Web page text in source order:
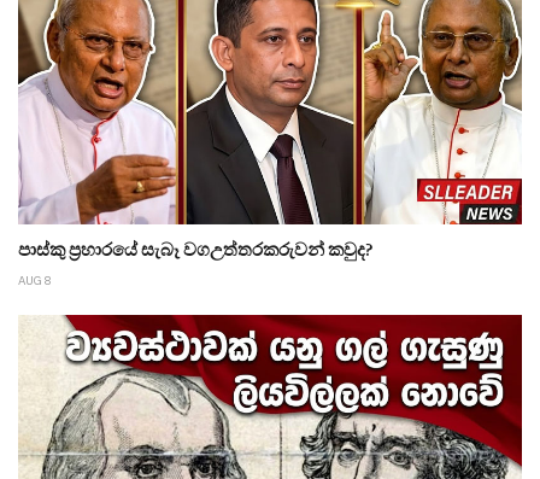
පාස්කු ප්‍රහාරයේ සැබෑ වගඋත්තරකරුවන් කවුද?
AUG 8